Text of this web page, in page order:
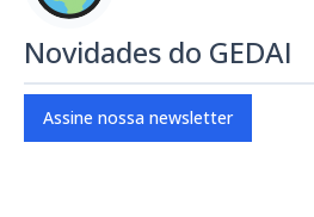
Novidades do GEDAI
Assine nossa newsletter